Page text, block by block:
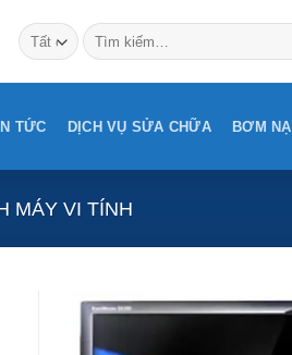
Tìm
kiếm:
TỨC DỊCH VỤ SỬA CHỮA BƠM
MÁY VI TÍNH